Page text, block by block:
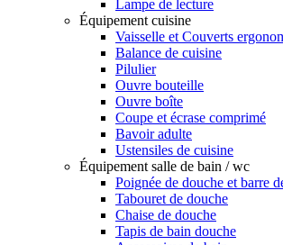
Lampe de lecture
Équipement cuisine
Vaisselle et Couverts
Balance de cuisine
Pilulier
Ouvre bouteille
Ouvre boîte
Coupe et écrase comprimé
Bavoir adulte
Ustensiles de cuisine
Équipement salle de bain / wc
Poignée de douche et barre
Tabouret de douche
Chaise de douche
Tapis de bain douche